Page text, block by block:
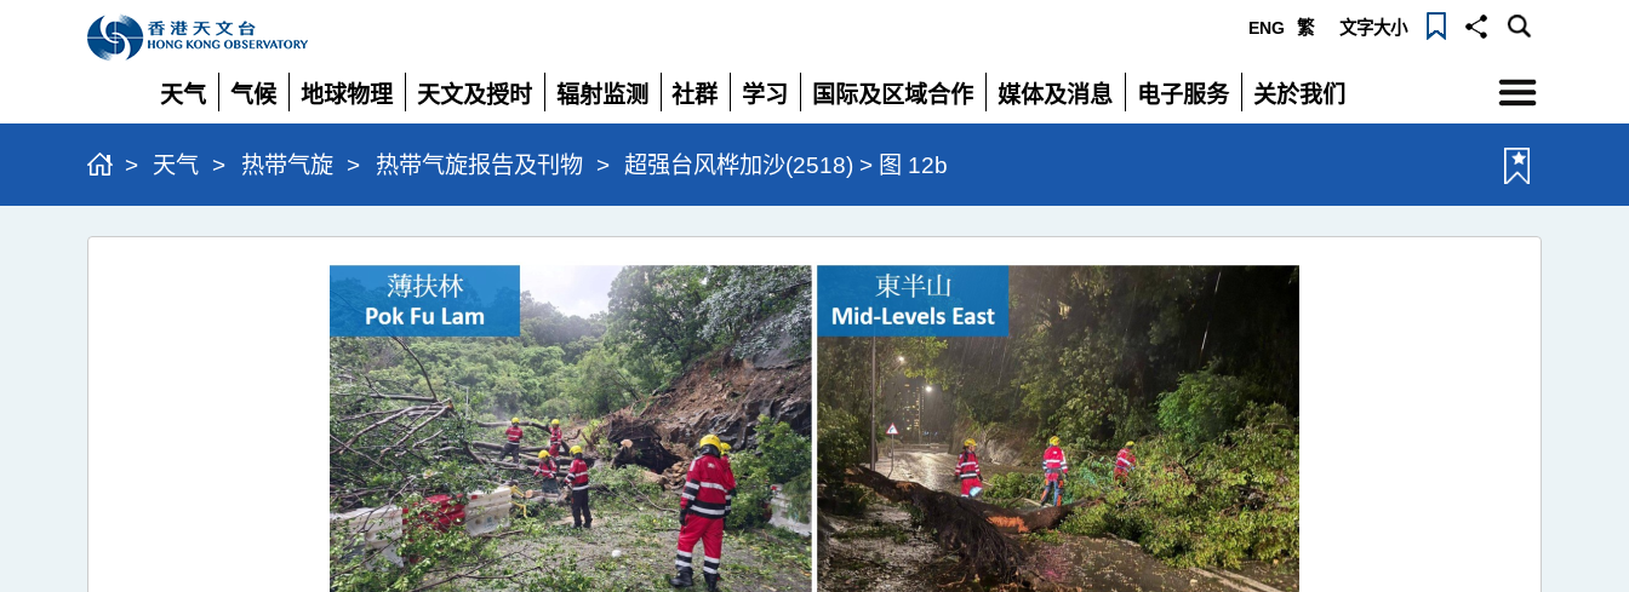
ENG 繁 文字大小
天气
展
开
气候
展
开
地球物理
展
开
天文及授时
展
开
辐射监测
展
开
社群
展
开
学习
展
开
国际及区域合作
展
开
媒体及消息
展
电子服务
展
关於我们
展
选
单
> 天气 > 热带气旋 > 热带气旋报告及刊物 > 超强台风桦加沙(2518) > 图 12b
超